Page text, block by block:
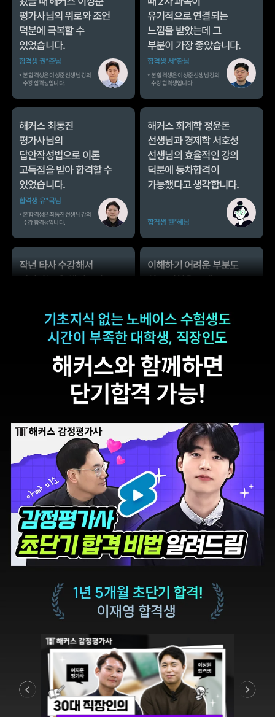
합격생 권*준님
본 합격생은 이성준 선생님 강의
수강 합격생입니다.
합격생 서*환님
본 합격생은 이성준 선생님 강의
수강 합격생입니다.
해커스 최동진
평가사님의
답안작성법으로 이론
있었습니다.
합격생 유*국님
본 합격생은 최동진 선생님 강의
수강 합격생입니다.
해커스 회계학 정윤돈
선생님과 경제학 서호성
선생님의 효율적인 강의
가능했다고 생각합니다.
합격생 원*혜님
작년 타사 수강해서
떨어졌는데, 해커스의
우수한 강사진 덕분에
되었습니다.
이해하기 어려운 부분도
실무 경험을 토대로
설명해 주셔서 실무
수 있었습니다.
해커스 강사분들의
수업의 퀄리티가
타학원들과 비교하여
생각했습니다.
해커스 박지혜
평가사님께서 매 수업
내내 꼼꼼하게
첨삭해주셔서 도움이
많이 되었습니다.
합격생 이*원님
해커스 선생님이
출제하신 동형모의고사
다 풀었는데 적중률
미쳤어요. 시험장에서
깜짝 놀랐습니다.
타학원과 비교했을 때
가격도 합리적이고,
강의 퀄리티가 굉장히
좋아 합격했습니다.
해커스 강의는 타 학원
실무 강의와 달리 문제와
자료를 밀도있게
조합하여 풀 수 있는
방법을 알려주십니다.
해커스에서 시작했으면
않았을까 생각하고,
주변 분들에게도
감정평가사 시작은
해커스에서 하라고
추천합니다.
Previous Next